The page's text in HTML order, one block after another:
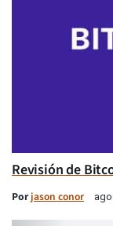
Revisión de
Porjason conor